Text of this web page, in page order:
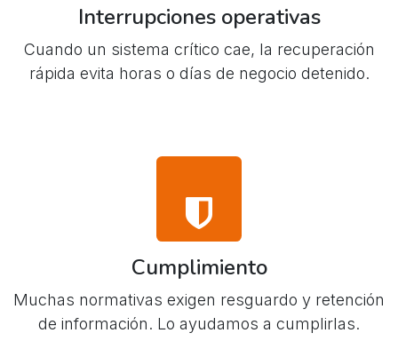
Interrupciones operativas
Cuando un sistema crítico cae, la recuperación
rápida evita horas o días de negocio detenido.
Cumplimiento
Muchas normativas exigen resguardo y retención
de información. Lo ayudamos a cumplirlas.